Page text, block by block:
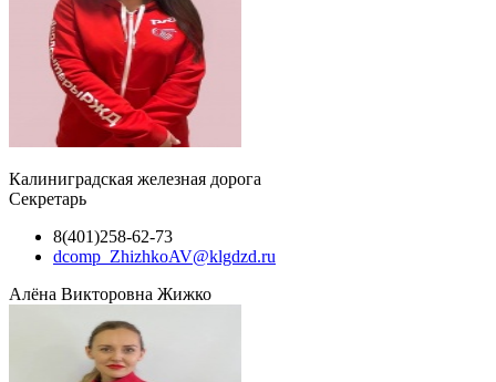
Калиниградская железная дорога
Секретарь
8(401)258-62-73
dcomp_ZhizhkoAV@klgdzd.ru
Алёна Викторовна Жижко